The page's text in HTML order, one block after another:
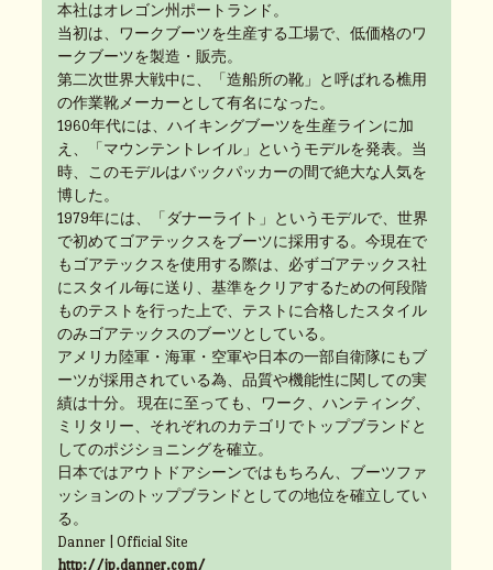
本社はオレゴン州ポートランド。
当初は、ワークブーツを生産する工場で、低価格のワ
ークブーツを製造・販売。
第二次世界大戦中に、「造船所の靴」と呼ばれる樵用
の作業靴メーカーとして有名になった。
1960年代には、ハイキングブーツを生産ラインに加
え、「マウンテントレイル」というモデルを発表。当
時、このモデルはバックパッカーの間で絶大な人気を
博した。
1979年には、「ダナーライト」というモデルで、世界
で初めてゴアテックスをブーツに採用する。今現在で
もゴアテックスを使用する際は、必ずゴアテックス社
にスタイル毎に送り、基準をクリアするための何段階
ものテストを行った上で、テストに合格したスタイル
のみゴアテックスのブーツとしている。
アメリカ陸軍・海軍・空軍や日本の一部自衛隊にもブ
ーツが採用されている為、品質や機能性に関しての実
績は十分。 現在に至っても、ワーク、ハンティング、
ミリタリー、それぞれのカテゴリでトップブランドと
してのポジショニングを確立。
日本ではアウトドアシーンではもちろん、ブーツファ
ッションのトップブランドとしての地位を確立してい
る。
Danner | Official Site
http://jp.danner.com/